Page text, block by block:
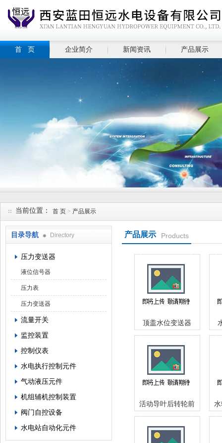
首 页 企业简介 新闻资讯 产品展示
当前位置： 首 页 > 产品展示
目录导航 Directory
压力变送器
液位信号器
压力表
压力变送器
流量开关
监控装置
控制仪表
水电执行控制元件
气动液压元件
机组辅机控制装置
阀门自控设备
水电站自动化元件
产品展示 Products
顶盖水位变送器
WKD多功能液位变
送控制器
活动导叶后转轮前
压力测量MDM490
压阻式差压变送器